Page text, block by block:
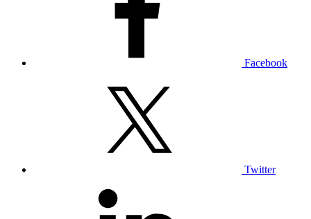
Facebook
Twitter